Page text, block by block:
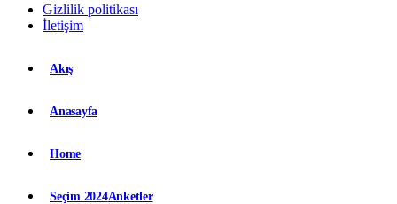
Gizlilik politikası
İletişim
Akış
Anasayfa
Home
Seçim 2024Anketler